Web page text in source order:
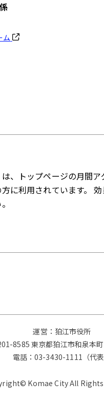
ム
は、トップページの月間
に利用されています。
運営：狛江市役所
8585 東京都狛江市和泉本
電話：03-3430-1111（代表
Komae City All Rights